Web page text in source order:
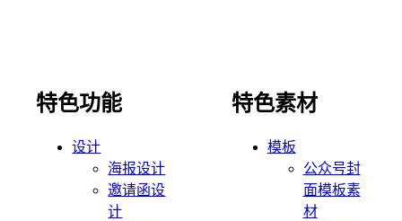
特色功能
设计
海报设计
邀请函设
计
特色素材
模板
公众号封
面模板素
材